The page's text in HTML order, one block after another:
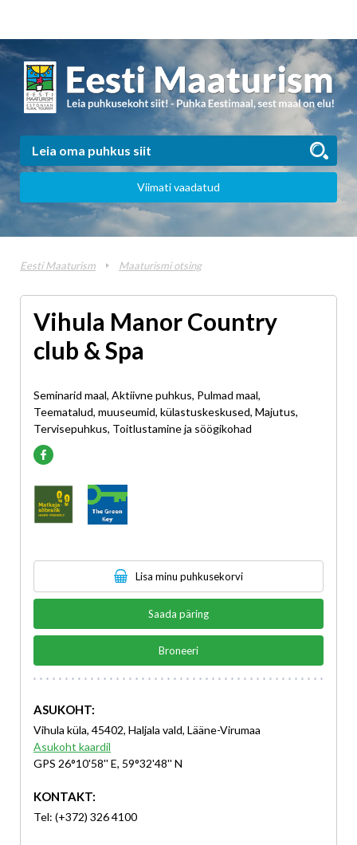
Viimati vaadatud
Eesti Maaturism Maaturismi otsing
Vihula Manor Country
club & Spa
Seminarid maal, Aktiivne puhkus, Pulmad maal,
Teematalud, muuseumid, külastuskeskused, Majutus,
Tervisepuhkus, Toitlustamine ja söögikohad
Lisa minu puhkusekorvi
Saada päring
Broneeri
ASUKOHT:
Vihula küla, 45402, Haljala vald, Lääne-Virumaa
Asukoht kaardil
GPS 26°10'58'' E, 59°32'48'' N
KONTAKT:
Tel: (+372) 326 4100